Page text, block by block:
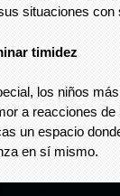
situaciones con
timidez
los niños
a reacciones
un espacio
en sí mismo.